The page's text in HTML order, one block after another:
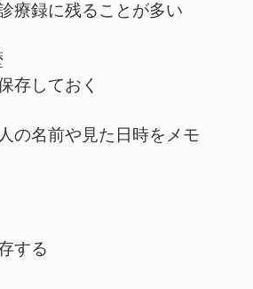
療録に残ることが多い
存しておく
の名前や見た日時をメモ
する